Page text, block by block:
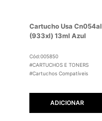
Cartucho Usa Cn054al
(933xl) 13ml Azul
Cód:005850
#CARTUCHOS E TONERS
#Cartuchos Compatíveis
ADICIONAR